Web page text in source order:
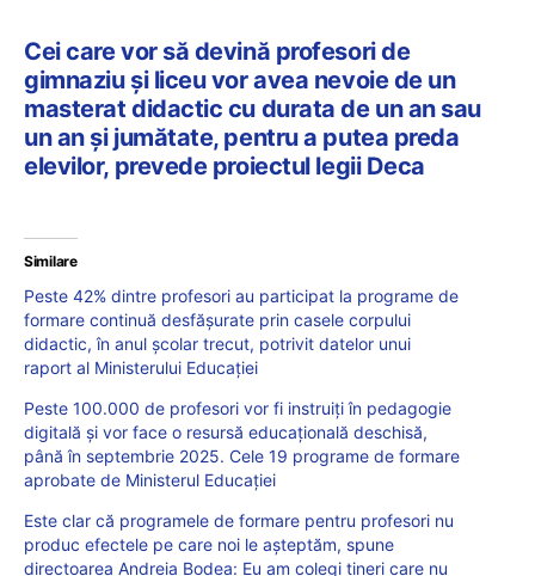
Cei care vor să devină profesori de
gimnaziu și liceu vor avea nevoie de un
masterat didactic cu durata de un an sau
un an și jumătate, pentru a putea preda
elevilor, prevede proiectul legii Deca
Similare
Peste 42% dintre profesori au participat la programe de
formare continuă desfășurate prin casele corpului
didactic, în anul școlar trecut, potrivit datelor unui
raport al Ministerului Educației
Peste 100.000 de profesori vor fi instruiți în pedagogie
digitală și vor face o resursă educațională deschisă,
până în septembrie 2025. Cele 19 programe de formare
aprobate de Ministerul Educației
Este clar că programele de formare pentru profesori nu
produc efectele pe care noi le așteptăm, spune
directoarea Andreia Bodea: Eu am colegi tineri care nu